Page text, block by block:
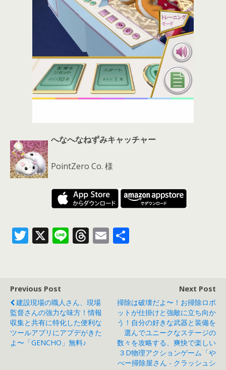
へなへなねずみキャッチャー
PointZero Co. 様
T
er
X Li T
d
s
E
Previous Post
建設現場の職人さん、現場
監督さんの強力な味方！情報
収集と共有に特化した便利な
ツールアプリにアプデがきた
よ〜「GENCHO」無料♪
Next Post
掃除は破壊だよ〜！お掃除ロボ
ットが仕掛けと強敵に立ち向か
う！自分の好きな武器と装備を
選んでユニークなステージの
数々を攻略する、爽快で楽しい
３D物理アクションゲーム「や
べー掃除屋さん - クラッシュシ